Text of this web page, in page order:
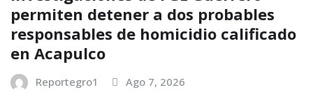
permiten detener a dos probables
responsables de homicidio calificado
en Acapulco
Reportegro1 Ago 7, 2026